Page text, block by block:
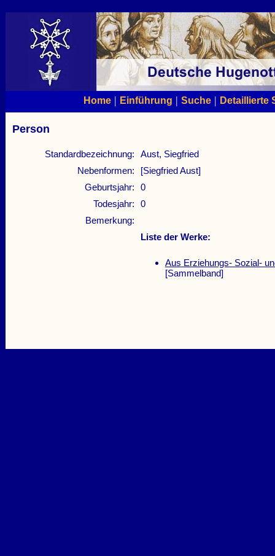
Home| Einführung | Suche| Detaillierte
Person
Standardbezeichnung:
Aust, Siegfried
Nebenformen:
[Siegfried Aust]
Geburtsjahr:
0
Todesjahr:
0
Bemerkung:
Liste der Werke:
Aus Erziehungs- Sozial-
[Sammelband]